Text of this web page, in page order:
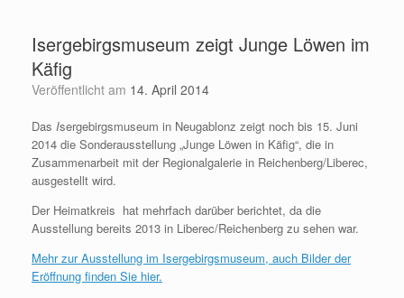
springenIsergebirgsmuseum zeigt Junge Löwen im
Käfig
Veröffentlicht am 14. April 2014
Das Isergebirgsmuseum in Neugablonz zeigt noch bis 15. Juni
2014 die Sonderausstellung „Junge Löwen in Käfig“, die in
Zusammenarbeit mit der Regionalgalerie in Reichenberg/Liberec,
ausgestellt wird.
Der Heimatkreis hat mehrfach darüber berichtet, da die
Ausstellung bereits 2013 in Liberec/Reichenberg zu sehen war.
Mehr zur Ausstellung im Isergebirgsmuseum, auch Bilder der
Eröffnung finden Sie hier.